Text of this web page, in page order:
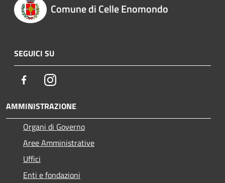
Comune di Celle Enomondo
SEGUICI SU
FacebookInstagram
AMMINISTRAZIONE
Organi di Governo
Aree Amministrative
Uffici
Enti e fondazioni